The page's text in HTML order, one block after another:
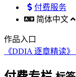
付费服务
简体中文
作品入口
《DDIA 逐章精读》